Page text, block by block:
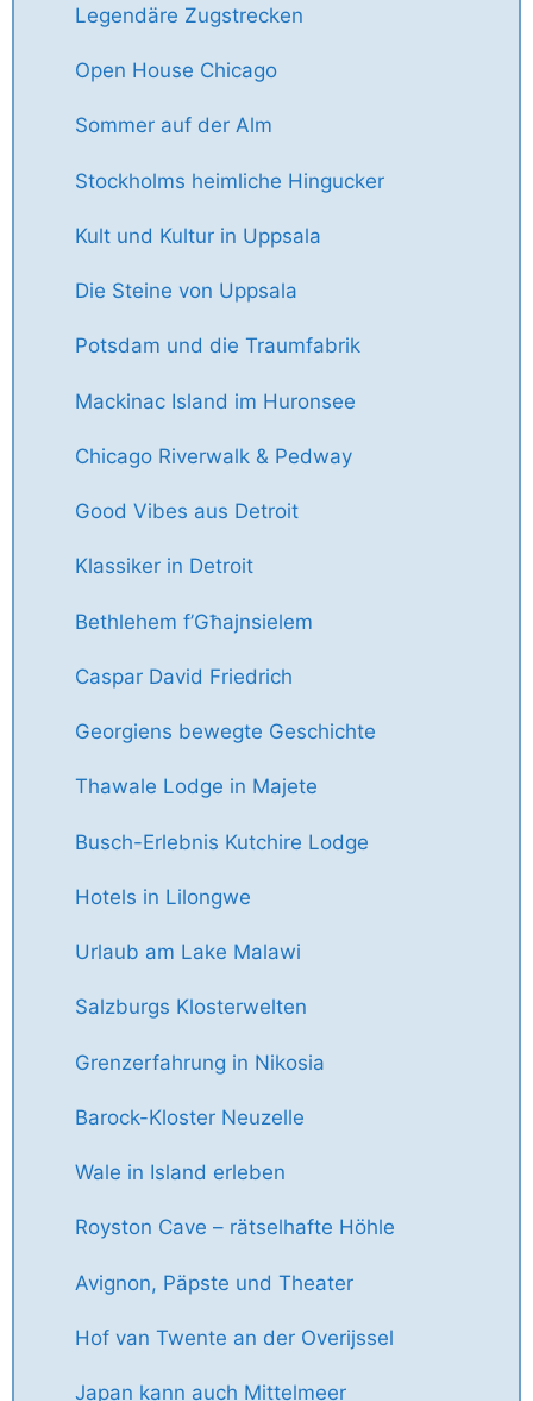
Legendäre Zugstrecken
Open House Chicago
Sommer auf der Alm
Stockholms heimliche Hingucker
Kult und Kultur in Uppsala
Die Steine von Uppsala
Potsdam und die Traumfabrik
Mackinac Island im Huronsee
Chicago Riverwalk & Pedway
Good Vibes aus Detroit
Klassiker in Detroit
Bethlehem f’Għajnsielem
Caspar David Friedrich
Georgiens bewegte Geschichte
Thawale Lodge in Majete
Busch-Erlebnis Kutchire Lodge
Hotels in Lilongwe
Urlaub am Lake Malawi
Salzburgs Klosterwelten
Grenzerfahrung in Nikosia
Barock-Kloster Neuzelle
Wale in Island erleben
Royston Cave – rätselhafte Höhle
Avignon, Päpste und Theater
Hof van Twente an der Overijssel
Japan kann auch Mittelmeer